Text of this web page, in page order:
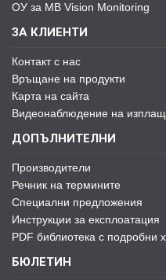
ОУ за MB Vision Monitoring
ЗА КЛИЕНТИ
Контакт с нас
Връщане на продукти
Карта на сайта
Видеонаблюдение на
ДОПЪЛНИТЕЛНИ
Производители
Речник на термините
Специални предложения
Инструкции за експлоатация
PDF библиотека с подробни
БЮЛЕТИН